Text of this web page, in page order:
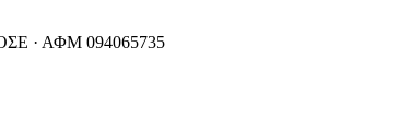
· ΑΦΜ 094065735